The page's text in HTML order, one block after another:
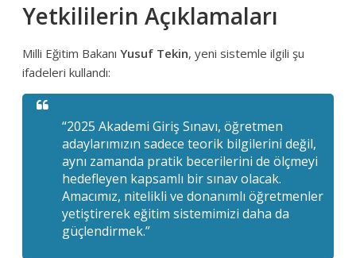
Yetkililerin Açıklamaları
Milli Eğitim BakanıYusuf Tekin, yeni sistemle ilgili şu
ifadeleri kullandı:
“2025 Akademi Giriş Sınavı, öğretmen
adaylarımızın sadece teorik bilgilerini değil,
aynı zamanda pratik becerilerini de ölçmeyi
hedefleyen kapsamlı bir sınav olacak.
Amacımız, nitelikli ve donanımlı öğretmenler
yetiştirerek eğitim sistemimizi daha da
güçlendirmek.”